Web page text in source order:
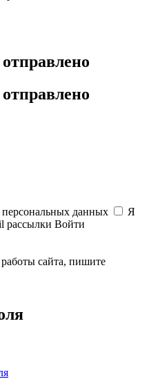
персональных данных
Я
рассылки Войти
сайта, пишите